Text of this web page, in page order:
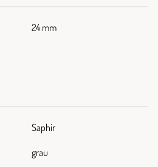
24 mm
Saphir
grau